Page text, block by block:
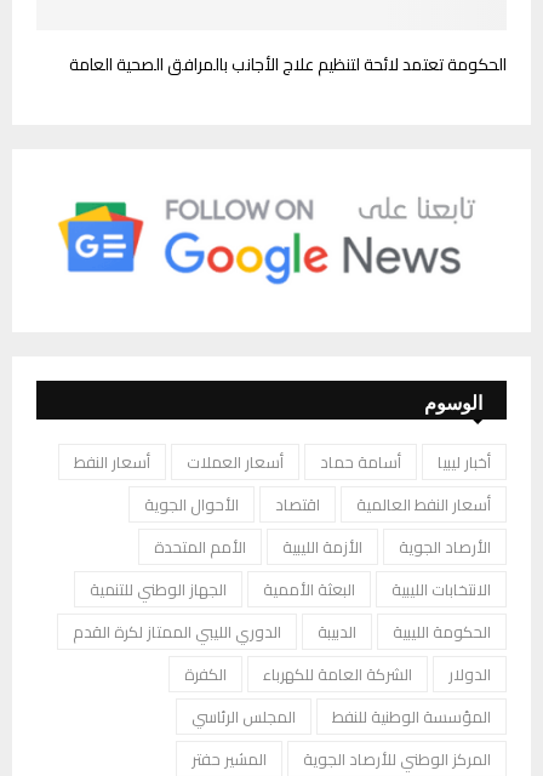
الحكومة تعتمد لائحة لتنظيم علاج الأجانب بالمرافق الصحية العامة
الوسوم
أخبار ليبيا أسامة حماد أسعار العملات
أسعار النفط
أسعار النفط العالمية
اقتصاد
الأحوال الجوية
الأرصاد الجوية
الأزمة الليبية
الأمم المتحدة
الانتخابات الليبية
البعثة الأممية
الجهاز الوطني للتنمية
الحكومة الليبية
الدبيبة
الدوري الليبي الممتاز لكرة القدم
الدولار
الشركة العامة للكهرباء
الكفرة
المؤسسة الوطنية للنفط
المجلس الرئاسي
المركز الوطني للأرصاد الجوية
المشير حفتر